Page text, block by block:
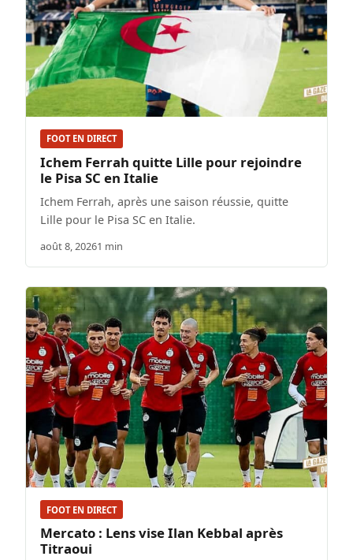
FOOT EN DIRECT
Ichem Ferrah quitte Lille pour rejoindre
le Pisa SC en Italie
Ichem Ferrah, après une saison réussie, quitte
Lille pour le Pisa SC en Italie.
août 8, 20261 min
FOOT EN DIRECT
Mercato : Lens vise Ilan Kebbal après
Titraoui